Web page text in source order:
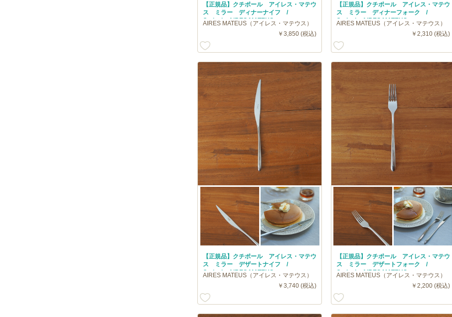
【正規品】クチポール アイレス・マテウ
ス ミラー ディナーナイフ /
Cutipol AIRES MATEUS
AIRES MATEUS（アイレス・マテウス）
￥3,850 (税込)
【正規品】クチポール アイレス・マテウ
ス ミラー ディナーフォーク /
Cutipol AIRES MATEUS
AIRES MATEUS（アイレス・マテウス）
￥2,310 (税込)
【正規品】クチポール アイレス・マテウ
ス ミラー デザートナイフ /
Cutipol AIRES MATEUS
AIRES MATEUS（アイレス・マテウス）
￥3,740 (税込)
【正規品】クチポール アイレス・マテウ
ス ミラー デザートフォーク /
Cutipol AIRES MATEUS
AIRES MATEUS（アイレス・マテウス）
￥2,200 (税込)